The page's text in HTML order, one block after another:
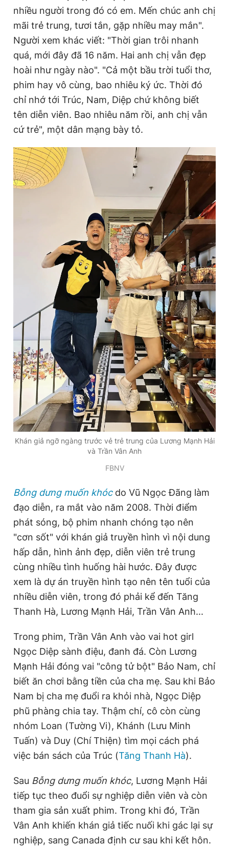
nhiều người trong đó có em. Mến chúc anh chị
mãi trẻ trung, tươi tắn, gặp nhiều may mắn".
Người xem khác viết: "Thời gian trôi nhanh
quá, mới đây đã 16 năm. Hai anh chị vẫn đẹp
hoài như ngày nào". "Cả một bầu trời tuổi thơ,
phim hay vô cùng, bao nhiêu ký ức. Thời đó
chỉ nhớ tới Trúc, Nam, Diệp chứ không biết
tên diễn viên. Bao nhiêu năm rồi, anh chị vẫn
cứ trẻ", một dân mạng bày tỏ.
Khán giả ngỡ ngàng trước vẻ trẻ trung của Lương Mạnh Hải
và Trần Vân Anh
FBNV
Bỗng dưng muốn khócdo Vũ Ngọc Đãng làm
đạo diễn, ra mắt vào năm 2008. Thời điểm
phát sóng, bộ phim nhanh chóng tạo nên
"cơn sốt" với khán giả truyền hình vì nội dung
hấp dẫn, hình ảnh đẹp, diễn viên trẻ trung
cùng nhiều tình huống hài hước. Đây được
xem là dự án truyền hình tạo nên tên tuổi của
nhiều diễn viên, trong đó phải kể đến Tăng
Thanh Hà, Lương Mạnh Hải, Trần Vân Anh...
Trong phim, Trần Vân Anh vào vai hot girl
Ngọc Diệp sành điệu, đanh đá. Còn Lương
Mạnh Hải đóng vai "công tử bột" Bảo Nam, chỉ
biết ăn chơi bằng tiền của cha mẹ. Sau khi Bảo
Nam bị cha mẹ đuổi ra khỏi nhà, Ngọc Diệp
phũ phàng chia tay. Thậm chí, cô còn cùng
nhóm Loan (Tường Vi), Khánh (Lưu Minh
Tuấn) và Duy (Chí Thiện) tìm mọi cách phá
việc bán sách của Trúc (Tăng Thanh Hà).
Sau Bỗng dưng muốn khóc, Lương Mạnh Hải
tiếp tục theo đuổi sự nghiệp diễn viên và còn
tham gia sản xuất phim. Trong khi đó, Trần
Vân Anh khiến khán giả tiếc nuối khi gác lại sự
nghiệp, sang Canada định cư sau khi kết hôn.